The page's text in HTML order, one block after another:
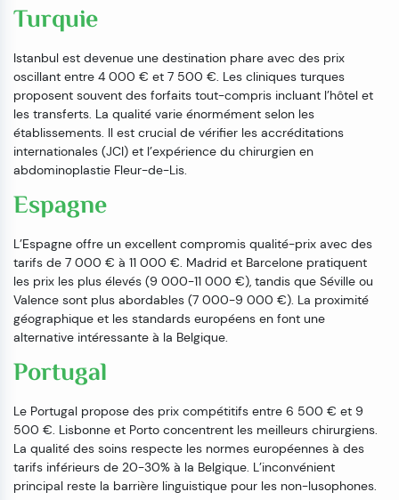
Turquie
Istanbul est devenue une destination phare avec des prix
oscillant entre 4 000 € et 7 500 €. Les cliniques turques
proposent souvent des forfaits tout-compris incluant l’hôtel et
les transferts. La qualité varie énormément selon les
établissements. Il est crucial de vérifier les accréditations
internationales (JCI) et l’expérience du chirurgien en
abdominoplastie Fleur-de-Lis.
Espagne
L’Espagne offre un excellent compromis qualité-prix avec des
tarifs de 7 000 € à 11 000 €. Madrid et Barcelone pratiquent
les prix les plus élevés (9 000-11 000 €), tandis que Séville ou
Valence sont plus abordables (7 000-9 000 €). La proximité
géographique et les standards européens en font une
alternative intéressante à la Belgique.
Portugal
Le Portugal propose des prix compétitifs entre 6 500 € et 9
500 €. Lisbonne et Porto concentrent les meilleurs chirurgiens.
La qualité des soins respecte les normes européennes à des
tarifs inférieurs de 20-30% à la Belgique. L’inconvénient
principal reste la barrière linguistique pour les non-lusophones.